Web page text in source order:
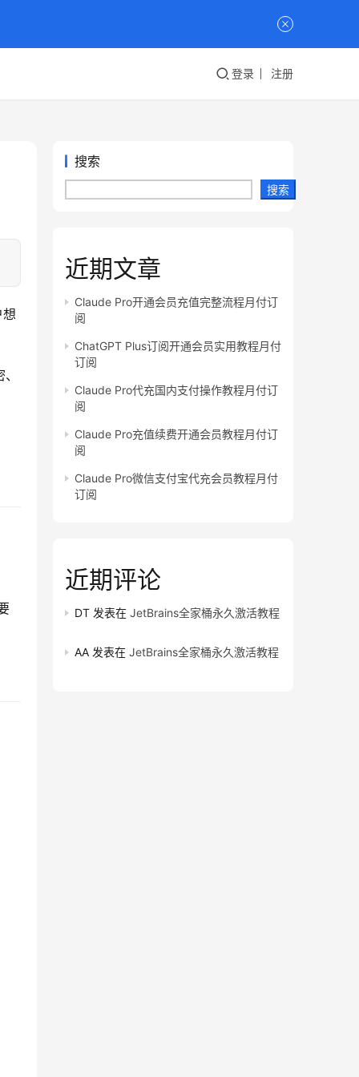
登录 注册
搜索
搜索
近期文章
Claude Pro开通会员充值完整流程月付订
阅
ChatGPT Plus订阅开通会员实用教程月付
订阅
Claude Pro代充国内支付操作教程月付订
阅
Claude Pro充值续费开通会员教程月付订
阅
Claude Pro微信支付宝代充会员教程月付
订阅
近期评论
DT 发表在 JetBrains全家桶永久激活教程
AA 发表在 JetBrains全家桶永久激活教程